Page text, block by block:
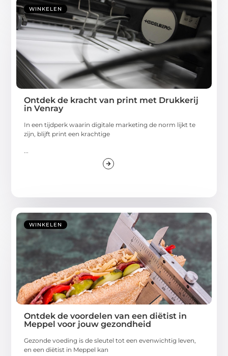
WINKELEN
Ontdek de kracht van print met Drukkerij
in Venray
In een tijdperk waarin digitale marketing de norm lijkt te
zijn, blijft print een krachtige
WINKELEN
Ontdek de voordelen van een diëtist in
Meppel voor jouw gezondheid
Gezonde voeding is de sleutel tot een evenwichtig leven,
en een diëtist in Meppel kan